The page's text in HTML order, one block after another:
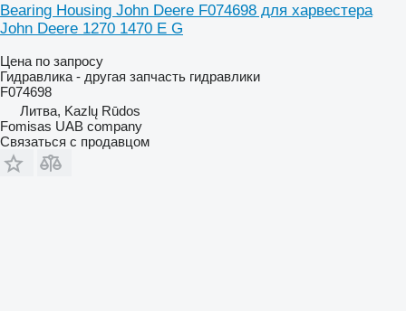
Bearing Housing John Deere F074698 для харвестера
John Deere 1270 1470 E G
Цена по запросу
Гидравлика - другая запчасть гидравлики
F074698
Литва, Kazlų Rūdos
Fomisas UAB company
Связаться с продавцом